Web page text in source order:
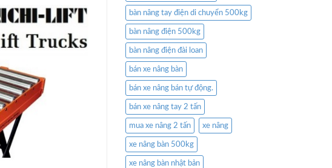
bàn nâng tay điện di chuyển 500kg
bàn nâng điện 500kg
bàn nâng điện đài loan
bán xe nâng bàn
bán xe nâng bán tự động.
bán xe nâng tay 2 tấn
mua xe nâng 2 tấn xe nâng
xe nâng bàn 500kg
xe nâng bàn nhật bản